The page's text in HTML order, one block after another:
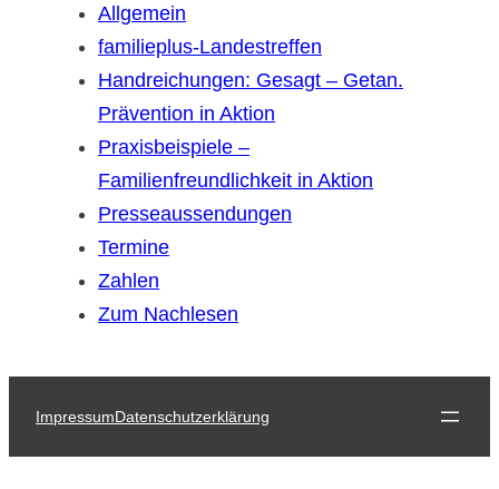
Allgemein
familieplus-Landestreffen
Handreichungen: Gesagt – Getan.
Prävention in Aktion
Praxisbeispiele –
Familienfreundlichkeit in Aktion
Presseaussendungen
Termine
Zahlen
Zum Nachlesen
ImpressumDatenschutzerklärung